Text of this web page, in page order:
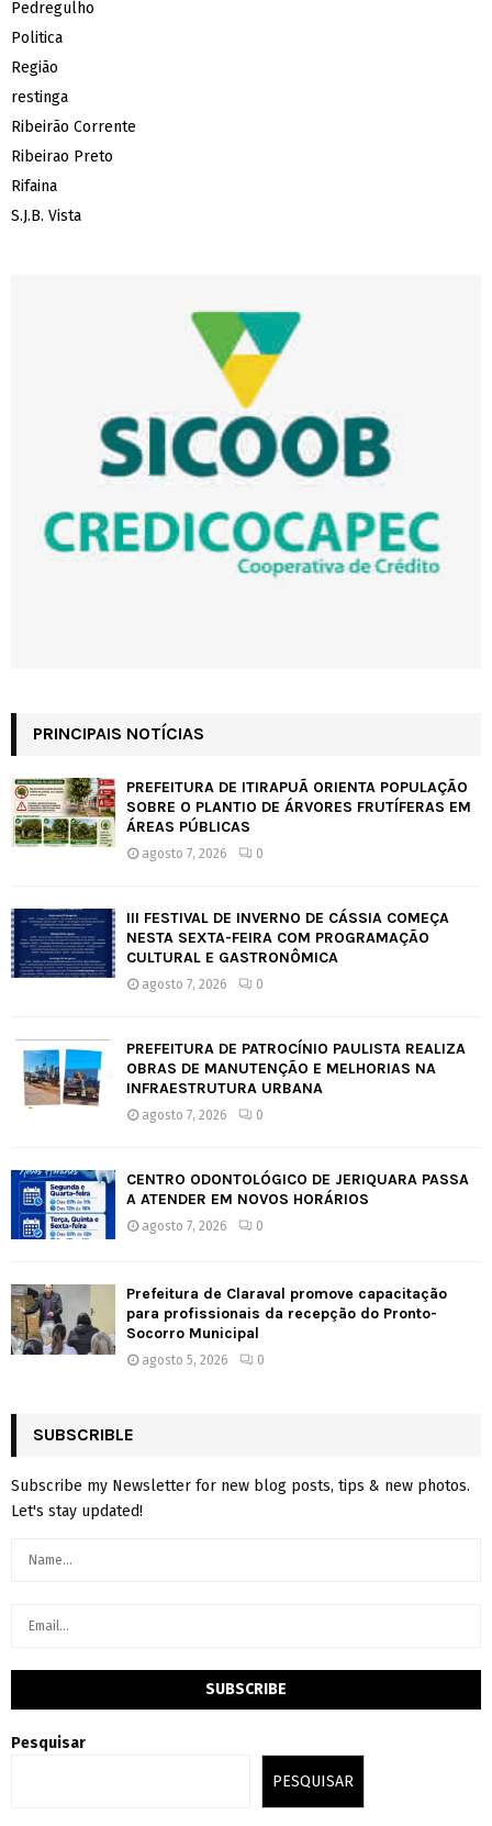
Pedregulho
Politica
Região
restinga
Ribeirão Corrente
Ribeirao Preto
Rifaina
S.J.B. Vista
PRINCIPAIS NOTÍCIAS
PREFEITURA DE ITIRAPUÃ ORIENTA POPULAÇÃO
SOBRE O PLANTIO DE ÁRVORES FRUTÍFERAS EM
ÁREAS PÚBLICAS
agosto 7, 2026 0
III FESTIVAL DE INVERNO DE CÁSSIA COMEÇA
NESTA SEXTA-FEIRA COM PROGRAMAÇÃO
CULTURAL E GASTRONÔMICA
agosto 7, 2026 0
PREFEITURA DE PATROCÍNIO PAULISTA REALIZA
OBRAS DE MANUTENÇÃO E MELHORIAS NA
INFRAESTRUTURA URBANA
agosto 7, 2026 0
CENTRO ODONTOLÓGICO DE JERIQUARA PASSA
A ATENDER EM NOVOS HORÁRIOS
agosto 7, 2026 0
Prefeitura de Claraval promove capacitação
para profissionais da recepção do Pronto-
Socorro Municipal
agosto 5, 2026 0
SUBSCRIBLE
Subscribe my Newsletter for new blog posts, tips & new photos.
Let's stay updated!
Pesquisar
PESQUISAR